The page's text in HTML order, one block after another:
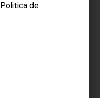
Politica de